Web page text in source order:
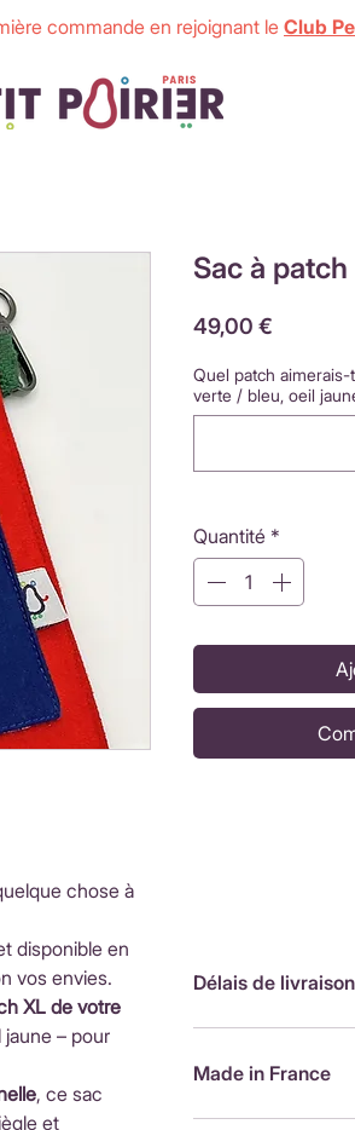
commande en rejoignant le Club
chose à
disponible en
vos envies.
XL de votre
– pour
, ce sac
et
Sac à
49,00 €
Quel patch
verte / bleu, oeil
Quantité *
Délais de livraison
de livraison : 3,90
Made in France